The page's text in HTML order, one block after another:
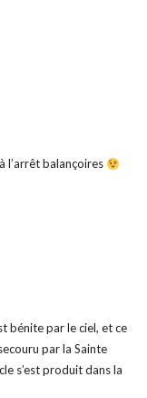
l’arrêt balançoires
bénite par le ciel, et ce
par la Sainte
s’est produit dans la